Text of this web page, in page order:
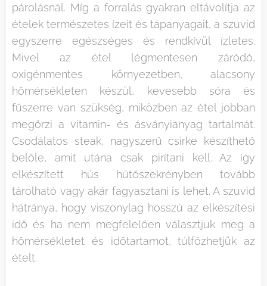
párolásnál. Míg a forralás gyakran eltávolítja az
ételek természetes ízeit és tápanyagait, a szuvid
egyszerre egészséges és rendkívül ízletes.
Mivel az étel légmentesen záródó,
oxigénmentes környezetben, alacsony
hőmérsékleten készül, kevesebb sóra és
fűszerre van szükség, miközben az étel jobban
megőrzi a vitamin- és ásványianyag tartalmát.
Csodálatos steak, nagyszerű csirke készíthető
belőle, amit utána csak pirítani kell. Az így
elkészített hús hűtőszekrényben tovább
tárolható vagy akár fagyasztani is lehet. A szuvid
hátránya, hogy viszonylag hosszú az elkészítési
idő és ha nem megfelelően választjuk meg a
hőmérsékletet és időtartamot, túlfőzhetjük az
ételt.